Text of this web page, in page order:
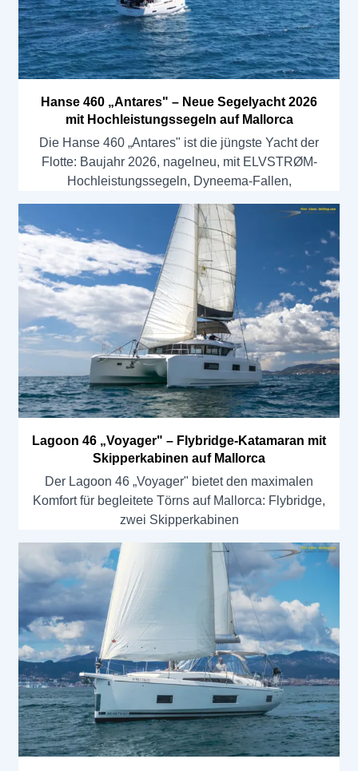
Hanse 460 „Antares" – Neue Segelyacht 2026
mit Hochleistungssegeln auf Mallorca
Die Hanse 460 „Antares" ist die jüngste Yacht der
Flotte: Baujahr 2026, nagelneu, mit ELVSTRØM-
Hochleistungssegeln, Dyneema-Fallen,
Lagoon 46 „Voyager" – Flybridge-Katamaran mit
Skipperkabinen auf Mallorca
Der Lagoon 46 „Voyager" bietet den maximalen
Komfort für begleitete Törns auf Mallorca: Flybridge,
zwei Skipperkabinen